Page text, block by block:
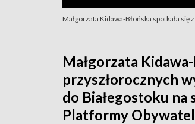
Małgorzata Kidawa-Błońska spotkała
Małgorzata
przyszłorocznych
do Białegostoku
Platformy